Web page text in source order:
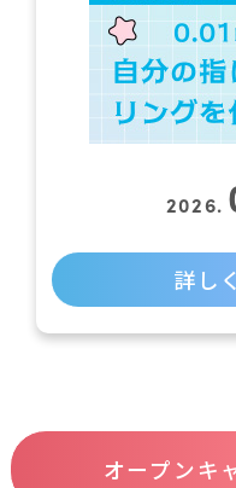
2026.
詳し
オープンキ